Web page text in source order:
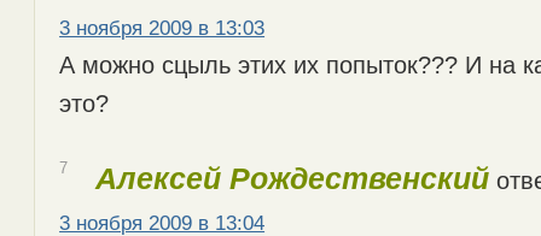
3 ноября 2009 в 13:03
А можно сцыль этих их попыток??? И на
это?
7 Алексей Рождественский
3 ноября 2009 в 13:04